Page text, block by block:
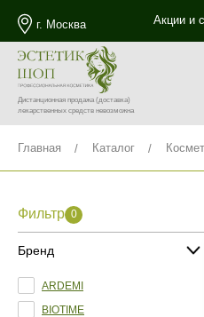
г. Москва Акции и
Дистанционная продажа(доставка)
лекарственных средств невозможна
Главная Каталог
Фильтр 0
Бренд
ARDEMI
BIOTIME